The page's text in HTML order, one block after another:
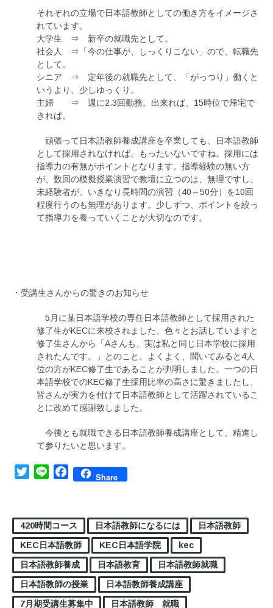
それぞれの立場で日本語教師としての働き方をイメージさ
れています。
大学生 ⇒ 新卒の就職先として。
社会人 ⇒「今の仕事が、しっくりこない」ので、転職先
として。
シニア ⇒ 定年後の就職先として、「がっつり」働くと
いうより、少しゆっくり。
主婦 ⇒ 週に2.3回勤務。出来れば、15時位で帰宅で
きれば。
頑張って日本語教師養成講座を卒業しても、日本語教師
として採用されなければ、もったいないですね。採用には
指導力の有無がポイントとなります。指導経験の無い方
が、数回の模擬授業演習で教壇に立つのは、無理ですし、
未経験者が、いきなり長時間の演習（40～50分）を10回
程度行うのも無理があります。少しずつ、ポイントを絞っ
て指導力を養っていくことが大切なのです。
・受講生さんからの驚きのお知らせ
5月に某日本語学校の専任日本語教師として採用された
修了生がKECに来校されました。色々とお話していますと
修了生さんから「Aさんも、実は私と同じ日本学校に採用
されたんです。」とのこと。よくよく、聞いてみると4人
位の方がKEC修了生であることが判明しました。一つの日
本語学校でのKEC修了生採用比率の高さに驚きましたし、
皆さんが実力を付けて日本語教師として活躍されているこ
とに改めて感謝致しました。
今後とも就職できる日本語教師養成講座として、精進し
て参りたいと思います。
TwitterLine FacebookShare
420時間コース 日本語教師になるには
日本語教師
KEC日本語教師
KEC日本語学院
kec
日本語教師養成
日本語教育
日本語教師就職
日本語教師の授業
日本語教師養成講座
7月期受講生募集中
日本語教師 就職